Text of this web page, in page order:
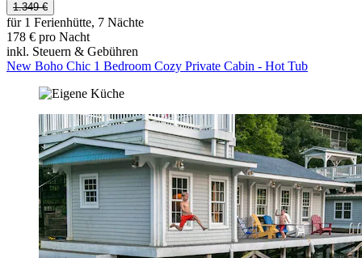
1.349 €
für 1 Ferienhütte, 7 Nächte
178 € pro Nacht
inkl. Steuern & Gebühren
New Boho Chic 1 Bedroom Cozy Private Cabin - Hot Tub